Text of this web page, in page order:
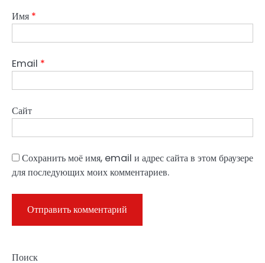
Имя *
Email *
Сайт
Сохранить моё имя, email и адрес сайта в этом браузере
для последующих моих комментариев.
Поиск